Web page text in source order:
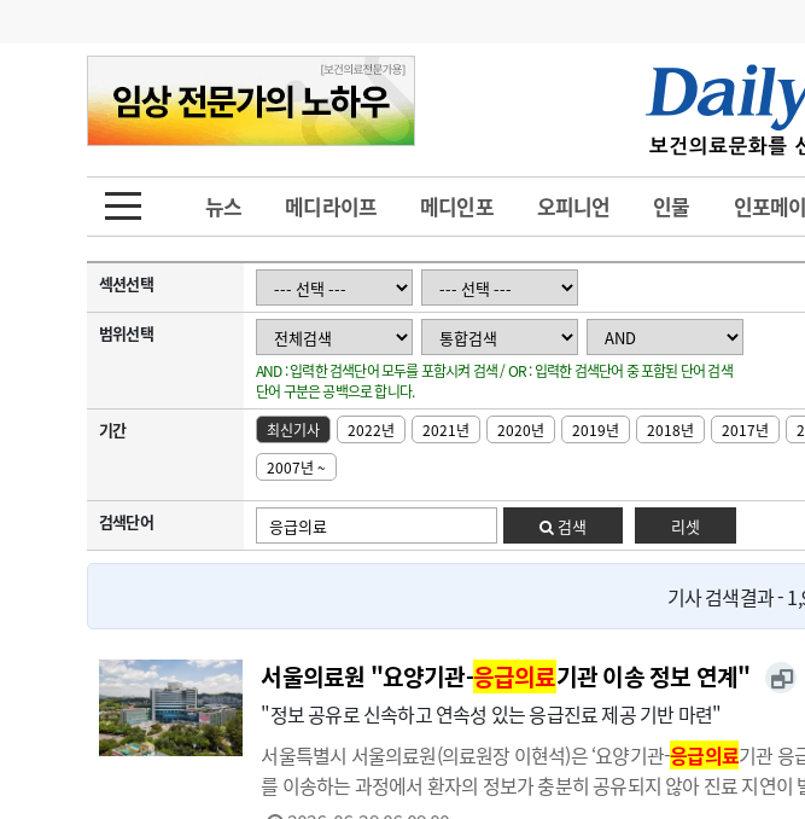
뉴스 메디라이프 메디인포 오피니언 인물 인포메
금주의 검색어
1
의사인력 수급 추계
성분명 처방
AI의료
4
전공의 모집 결과
5
의사국시 합격률
인사 사고
오피니언 칼럼 수첩
인물 초대석 피플
동영상뉴스
포토뉴스 포토뉴스
지역병원 중소병원
인포메이션 행정처분 판례 유권해석
학회·연수강좌 학회/연수강좌 행사
고객센터 회사소개 법적고지 광고안내
섹션선택
범위선택
AND : 입력한 검색단어 모두를 포함시켜 검색 / OR : 입력한 검색단어 중 포함된 단어 검색
단어 구분은 공백으로 합니다.
기간 최신기사 2022년 2021년 2020년 2019년 2018년 2017년
2007년 ~
검색단어 검색 리셋
기사 검색결과 -
서울의료원 "요양기관-응급의료기관 이송 정보 연계"
"정보 공유로 신속하고 연속성 있는 응급진료 제공 기반 마련"
서울특별시 서울의료원(의료원장 이현석)은 ‘요양기관-응급의료기관 응
를 이송하는 과정에서 환자의 정보가 충분히 공유되지 않아 진료 지연